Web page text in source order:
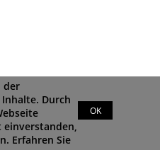
der
Durch
einverstanden,
Erfahren Sie
OK